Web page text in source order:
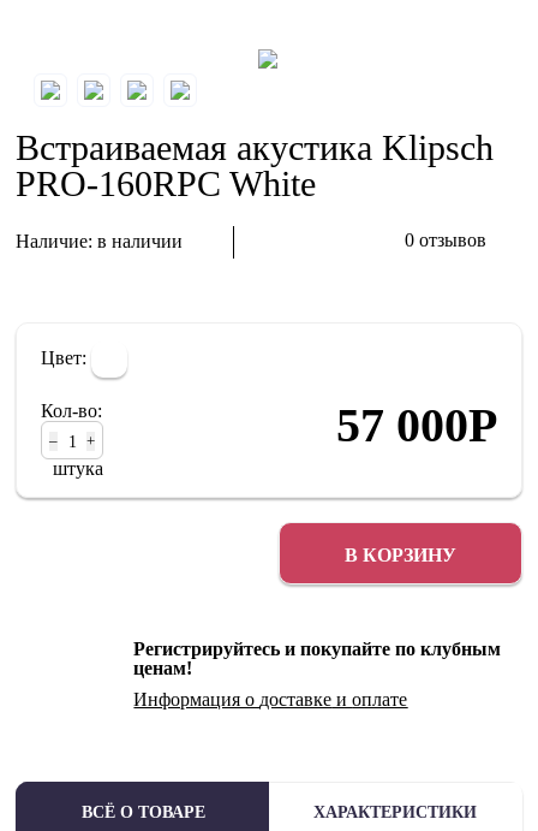
Встраиваемая акустика Klipsch
PRO-160RPC White
Наличие:в наличии 0 отзывов
Цвет:
Кол-во:
– +
штука
57 000Р
В КОРЗИНУ
Регистрируйтесь и покупайте по клубным
ценам!
Информация о доставке иоплате
ВСЁ О ТОВАРЕ ХАРАКТЕРИСТИКИ